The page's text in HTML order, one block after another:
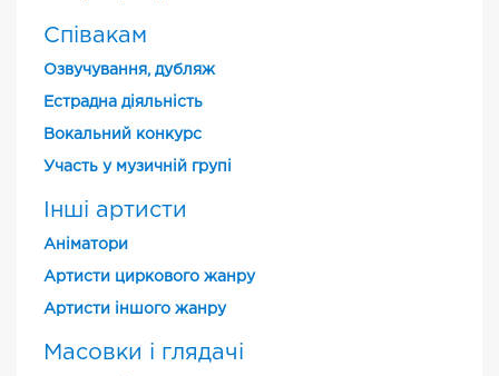
Співакам
Озвучування, дубляж
Естрадна діяльність
Вокальний конкурс
Участь у музичній групі
Інші артисти
Аніматори
Артисти циркового жанру
Артисти іншого жанру
Масовки і глядачі